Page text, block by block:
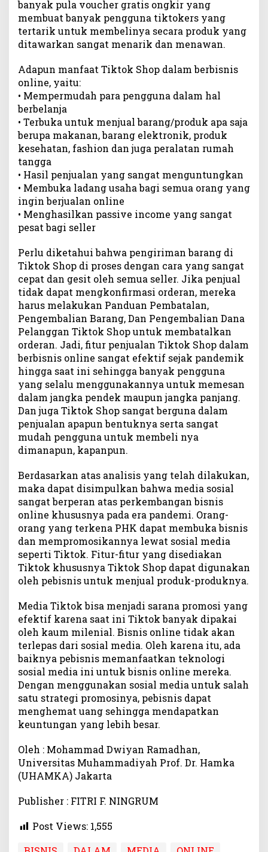
banyak pula voucher gratis ongkir yang
membuat banyak pengguna tiktokers yang
tertarik untuk membelinya secara produk yang
ditawarkan sangat menarik dan menawan.
Adapun manfaat Tiktok Shop dalam berbisnis
online, yaitu:
• Mempermudah para pengguna dalam hal
berbelanja
• Terbuka untuk menjual barang/produk apa saja
berupa makanan, barang elektronik, produk
kesehatan, fashion dan juga peralatan rumah
tangga
• Hasil penjualan yang sangat menguntungkan
• Membuka ladang usaha bagi semua orang yang
ingin berjualan online
• Menghasilkan passive income yang sangat
pesat bagi seller
Perlu diketahui bahwa pengiriman barang di
Tiktok Shop di proses dengan cara yang sangat
cepat dan gesit oleh semua seller. Jika penjual
tidak dapat mengkonfirmasi orderan, mereka
harus melakukan Panduan Pembatalan,
Pengembalian Barang, Dan Pengembalian Dana
Pelanggan Tiktok Shop untuk membatalkan
orderan. Jadi, fitur penjualan Tiktok Shop dalam
berbisnis online sangat efektif sejak pandemik
hingga saat ini sehingga banyak pengguna
yang selalu menggunakannya untuk memesan
dalam jangka pendek maupun jangka panjang.
Dan juga Tiktok Shop sangat berguna dalam
penjualan apapun bentuknya serta sangat
mudah pengguna untuk membeli nya
dimanapun, kapanpun.
Berdasarkan atas analisis yang telah dilakukan,
maka dapat disimpulkan bahwa media sosial
sangat berperan atas perkembangan bisnis
online khususnya pada era pandemi. Orang-
orang yang terkena PHK dapat membuka bisnis
dan mempromosikannya lewat sosial media
seperti Tiktok. Fitur-fitur yang disediakan
Tiktok khususnya Tiktok Shop dapat digunakan
oleh pebisnis untuk menjual produk-produknya.
Media Tiktok bisa menjadi sarana promosi yang
efektif karena saat ini Tiktok banyak dipakai
oleh kaum milenial. Bisnis online tidak akan
terlepas dari sosial media. Oleh karena itu, ada
baiknya pebisnis memanfaatkan teknologi
sosial media ini untuk bisnis online mereka.
Dengan menggunakan sosial media untuk salah
satu strategi promosinya, pebisnis dapat
menghemat uang sehingga mendapatkan
keuntungan yang lebih besar.
Oleh : Mohammad Dwiyan Ramadhan,
Universitas Muhammadiyah Prof. Dr. Hamka
(UHAMKA) Jakarta
Publisher : FITRI F. NINGRUM
Post Views: 1,555